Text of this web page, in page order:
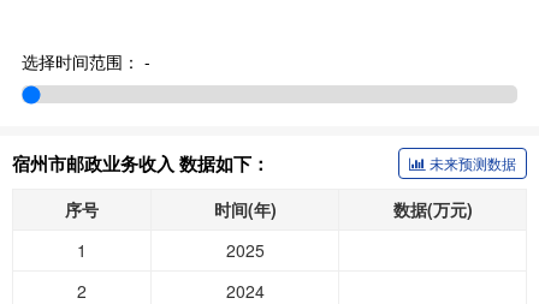
选择时间范围： -
宿州市邮政业务收入 数据如下： 未来预测数据
序号 时间(年)
数据(万元)
1
2025
2
2024